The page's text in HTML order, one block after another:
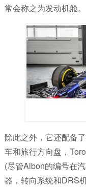
常会称之为发动机舱。
除此之外，它还配备
车和旅行方向盘，
(尽管Albon的编号在
器，转向系统和DRS